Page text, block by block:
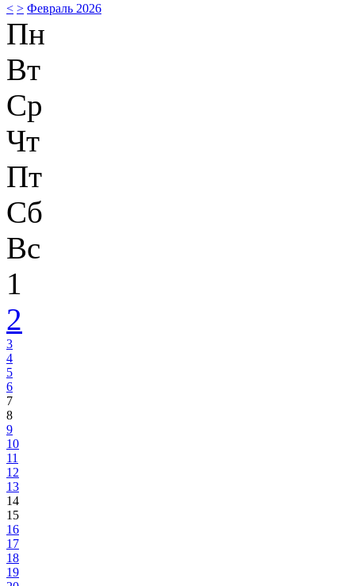
< > Февраль 2026
Пн
Вт
Ср
Чт
Пт
Сб
Вс
1
2
3
4
5
6
7
8
9
10
11
12
13
14
15
16
17
18
19